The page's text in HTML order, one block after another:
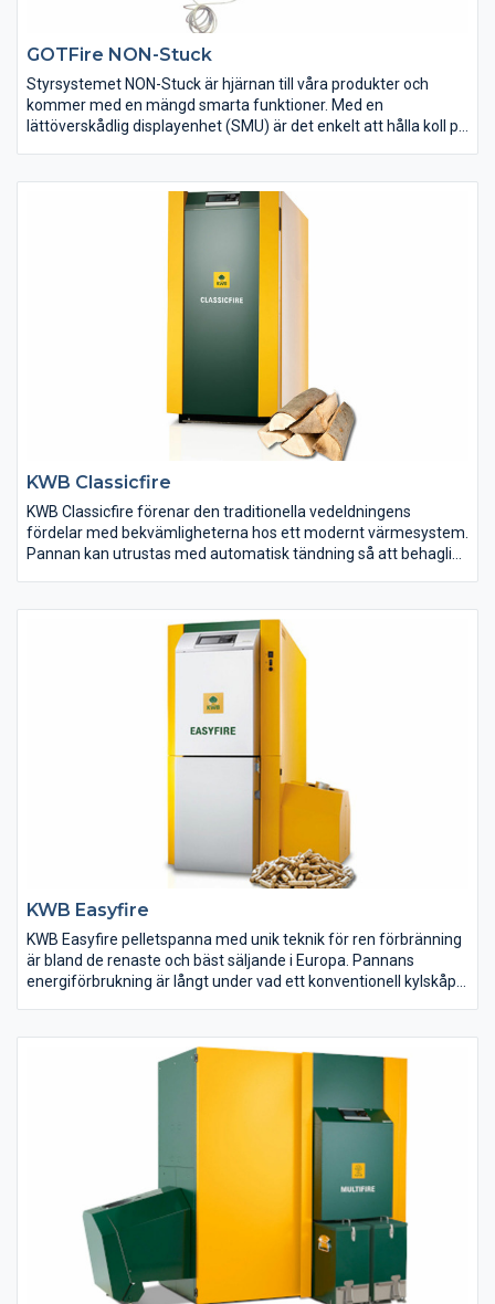
GOTFire NON-Stuck
Styrsystemet NON-Stuck är hjärnan till våra produkter och
kommer med en mängd smarta funktioner. Med en
lättöverskådlig displayenhet (SMU) är det enkelt att hålla koll på
något som blockerar flismatningen aktiveras en NON-Stuck
funktion som backar skruven och gör att stoppet släpper.
KWB Classicfire
KWB Classicfire förenar den traditionella vedeldningens
fördelar med bekvämligheterna hos ett modernt värmesystem.
Pannan kan utrustas med automatisk tändning så att behaglig
KWB Easyfire
KWB Easyfire pelletspanna med unik teknik för ren förbränning
är bland de renaste och bäst säljande i Europa. Pannans
energiförbrukning är långt under vad ett konventionell kylskåp
förbränningsprocess vilket ger en hög förbränning med låga